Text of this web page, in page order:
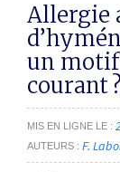
Allergie
un
courant
MIS EN LIGNE LE
AUTEURS F.